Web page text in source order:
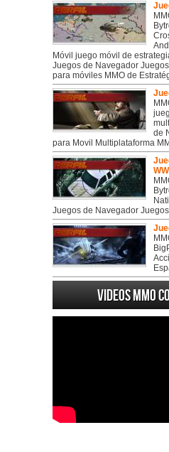
Móvil juego móvil de
Juegos de Navegador
para móviles MMO de
de
para Movil Multiplataforma
Juegos de Navegador
Videos MMO